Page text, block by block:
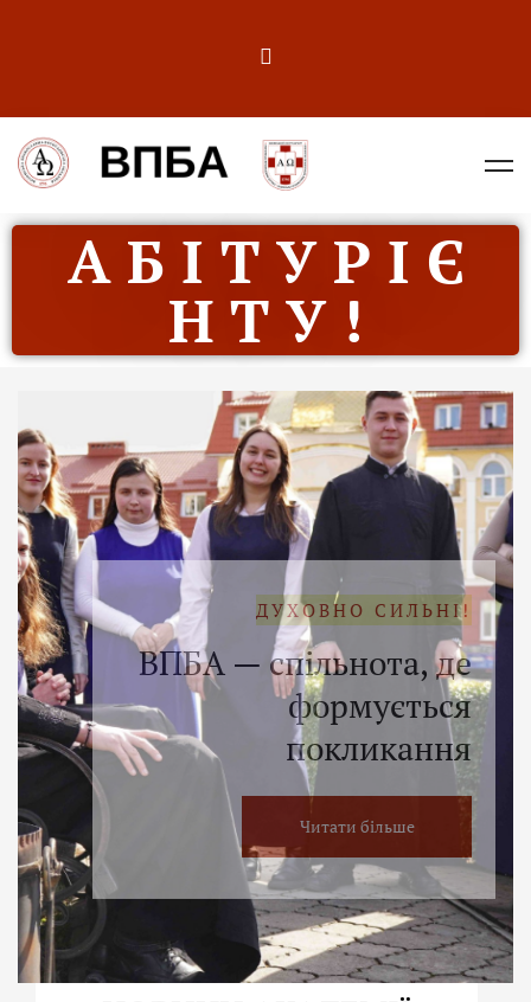
А Б І Т У Р І Є
Н Т У !
ДУХОВНО СИЛЬНІ!
ВПБА — спільнота, де
формується
покликання
Читати більше